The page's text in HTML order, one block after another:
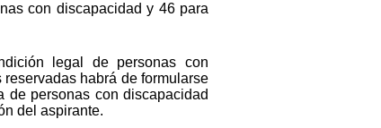
con discapacidad y 46 para
legal de personas con
habrá de formularse
de personas con discapacidad
del aspirante.